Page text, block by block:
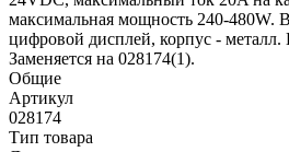
максимальная мощность 240-480W.
цифровой дисплей, корпус -
Заменяется на 028174(1).
Общие
Артикул
028174
Тип товара